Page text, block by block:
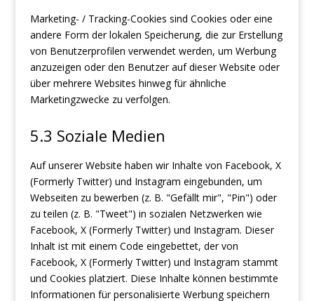
Marketing- / Tracking-Cookies sind Cookies oder eine
andere Form der lokalen Speicherung, die zur Erstellung
von Benutzerprofilen verwendet werden, um Werbung
anzuzeigen oder den Benutzer auf dieser Website oder
über mehrere Websites hinweg für ähnliche
Marketingzwecke zu verfolgen.
5.3 Soziale Medien
Auf unserer Website haben wir Inhalte von Facebook, X
(Formerly Twitter) und Instagram eingebunden, um
Webseiten zu bewerben (z. B. "Gefällt mir", "Pin") oder
zu teilen (z. B. "Tweet") in sozialen Netzwerken wie
Facebook, X (Formerly Twitter) und Instagram. Dieser
Inhalt ist mit einem Code eingebettet, der von
Facebook, X (Formerly Twitter) und Instagram stammt
und Cookies platziert. Diese Inhalte können bestimmte
Informationen für personalisierte Werbung speichern